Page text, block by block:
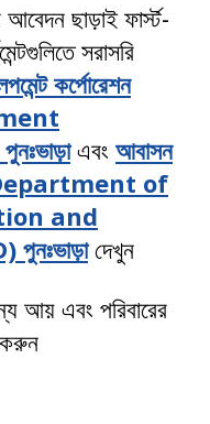
আবেদন ছাড়াই ফার্স্ট-
সরাসরি
কর্পোরেশন
এবং আবাসন
(Department of
and
দেখুন
আয় এবং পরিবারের